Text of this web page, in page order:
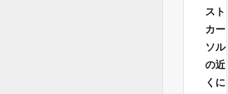
スト
カー
ソル
の近
くに